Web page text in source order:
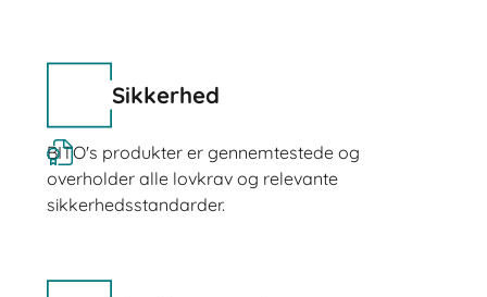
Sikkerhed
BITO's produkter er gennemtestede og
overholder alle lovkrav og relevante
sikkerhedsstandarder.